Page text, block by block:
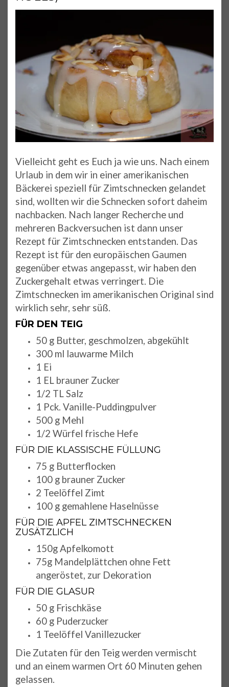
Vielleicht geht es Euch ja wie uns. Nach einem
Urlaub in dem wir in einer amerikanischen
Bäckerei speziell für Zimtschnecken gelandet
sind, wollten wir die Schnecken sofort daheim
nachbacken. Nach langer Recherche und
mehreren Backversuchen ist dann unser
Rezept für Zimtschnecken entstanden. Das
Rezept ist für den europäischen Gaumen
gegenüber etwas angepasst, wir haben den
Zuckergehalt etwas verringert. Die
Zimtschnecken im amerikanischen Original sind
wirklich sehr, sehr süß.
FÜR DEN TEIG
50 g Butter, geschmolzen, abgekühlt
300 ml lauwarme Milch
1 Ei
1 EL brauner Zucker
1/2 TL Salz
1 Pck. Vanille-Puddingpulver
500 g Mehl
1/2 Würfel frische Hefe
FÜR DIE KLASSISCHE FÜLLUNG
75 g Butterflocken
100 g brauner Zucker
2 Teelöffel Zimt
100 g gemahlene Haselnüsse
FÜR DIE APFEL ZIMTSCHNECKEN
ZUSÄTZLICH
150g Apfelkomott
75g Mandelplättchen ohne Fett
angeröstet, zur Dekoration
FÜR DIE GLASUR
50 g Frischkäse
60 g Puderzucker
1 Teelöffel Vanillezucker
Die Zutaten für den Teig werden vermischt
und an einem warmen Ort 60 Minuten gehen
gelassen.